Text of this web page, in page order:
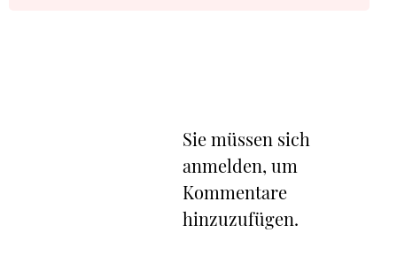
Sie müssen sich
anmelden, um
Kommentare
hinzuzufügen.